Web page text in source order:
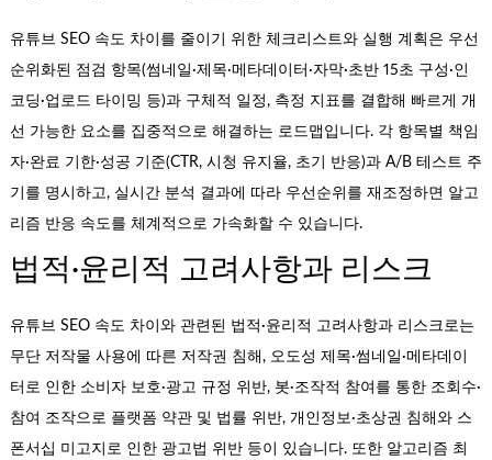
유튜브 SEO 속도 차이를 줄이기 위한 체크리스트와 실행 계획은 우선
순위화된 점검 항목(썸네일·제목·메타데이터·자막·초반 15초 구성·인
코딩·업로드 타이밍 등)과 구체적 일정, 측정 지표를 결합해 빠르게 개
선 가능한 요소를 집중적으로 해결하는 로드맵입니다. 각 항목별 책임
자·완료 기한·성공 기준(CTR, 시청 유지율, 초기 반응)과 A/B 테스트 주
기를 명시하고, 실시간 분석 결과에 따라 우선순위를 재조정하면 알고
리즘 반응 속도를 체계적으로 가속화할 수 있습니다.
법적·윤리적 고려사항과 리스크
유튜브 SEO 속도 차이와 관련된 법적·윤리적 고려사항과 리스크로는
무단 저작물 사용에 따른 저작권 침해, 오도성 제목·썸네일·메타데이
터로 인한 소비자 보호·광고 규정 위반, 봇·조작적 참여를 통한 조회수·
참여 조작으로 플랫폼 약관 및 법률 위반, 개인정보·초상권 침해와 스
폰서십 미고지로 인한 광고법 위반 등이 있습니다. 또한 알고리즘 최